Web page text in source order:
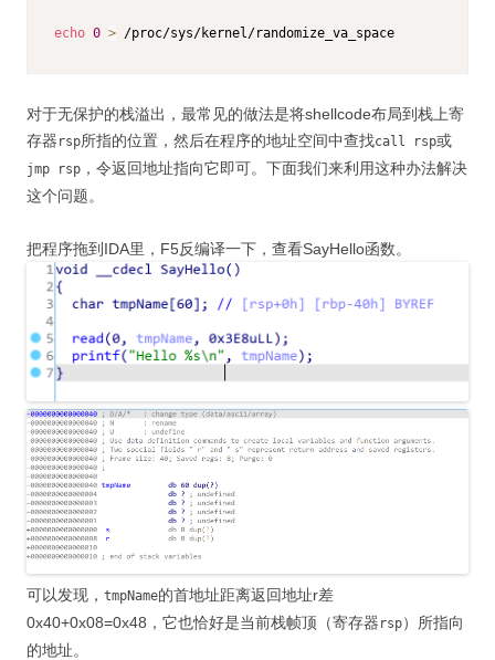
echo 0 > /proc/sys/kernel/randomize_va_space
对于无保护的栈溢出，最常见的做法是将shellcode布局到栈上寄
存器 rsp所指的位置，然后在程序的地址空间中查找call rsp或
jmp rsp ，令返回地址指向它即可。下面我们来利用这种办法解决
这个问题。
把程序拖到IDA里，F5反编译一下，查看SayHello函数。
可以发现， tmpName的首地址距离返回地址r差
0x40+0x08=0x48，它也恰好是当前栈帧顶（寄存器 rsp）所指向
的地址。